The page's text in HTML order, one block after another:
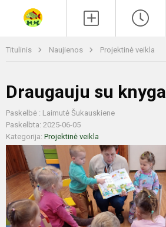
Titulinis Naujienos Projektinė veikla
Draugauju su knyga
Paskelbė : Laimutė Šukauskiene
Paskelbta: 2025-06-05
Kategorija: Projektinė veikla